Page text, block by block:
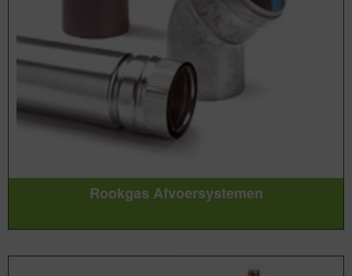
Rookgas Afvoersystemen